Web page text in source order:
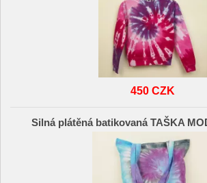
450 CZK
Silná plátěná batikovaná TAŠKA